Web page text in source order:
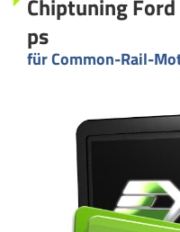
Chiptuning
ps
für Common-Rail-